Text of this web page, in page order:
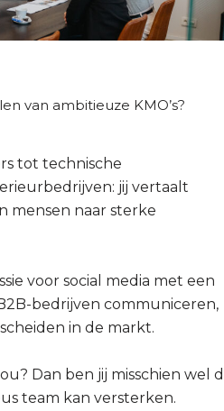
van ambitieuze KMO’s?
tot technische
jij vertaalt
mensen naar sterke
voor social media met een
bedrijven communiceren,
in de markt.
Dan ben jij misschien wel
team kan versterken.